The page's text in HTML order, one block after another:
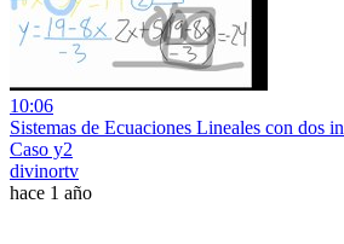
10:06
Sistemas de Ecuaciones Lineales con dos
Caso y2
divinortv
hace 1 año